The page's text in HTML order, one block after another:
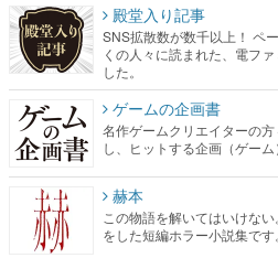
ゲームの企画書
名作ゲームクリエイターの
し、ヒットする企画（ゲー
赫本
この物語を解いてはいけな
をした短編ホラー小説集です
新世代に訊く
これからのデジタルゲーム
を追い、彼らのルーツと情熱